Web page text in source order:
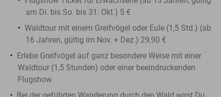
am Di. bis So. bis 31. Okt.) 5 €
Waldtour mit einem Greifvögel oder Eule (1,5 Std.) (ab
16 Jahren, gültig im Nov. + Dez.) 29,90 €
Erlebe Greifvögel auf ganz besondere Weise mit einer
Waldtour (1,5 Stunden) oder einer beeindruckenden
Flugshow